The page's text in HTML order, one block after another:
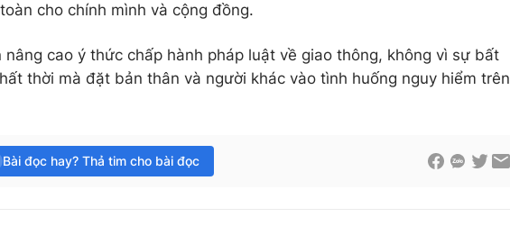
cho chính mình và cộng đồng.
nâng cao ý thức chấp hành pháp luật về giao thông, không vì sự bất
thời mà đặt bản thân và người khác vào tình huống nguy hiểm trên
Bài đọc hay? Thả tim cho bài đọc